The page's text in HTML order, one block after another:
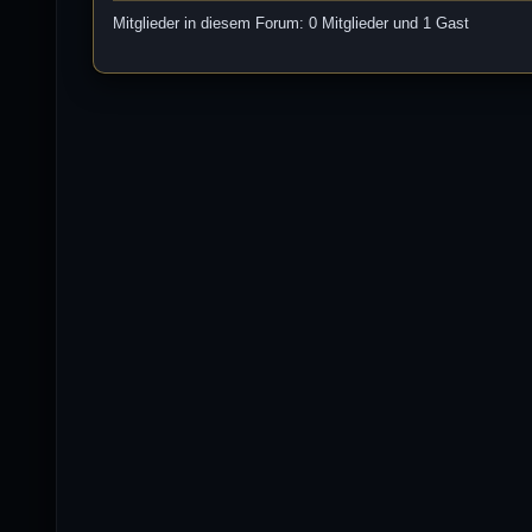
Mitglieder in diesem Forum: 0 Mitglieder und 1 Gast